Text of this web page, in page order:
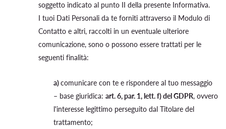
soggetto indicato al punto II della presente Informativa.
I tuoi Dati Personali da te forniti attraverso il Modulo di
Contatto e altri, raccolti in un eventuale ulteriore
comunicazione, sono o possono essere trattati per le
seguenti finalità:
a)comunicare con te e rispondere al tuo messaggio
– base giuridica: art. 6, par. 1, lett. f) del GDPR, ovvero
l'interesse legittimo perseguito dal Titolare del
trattamento;